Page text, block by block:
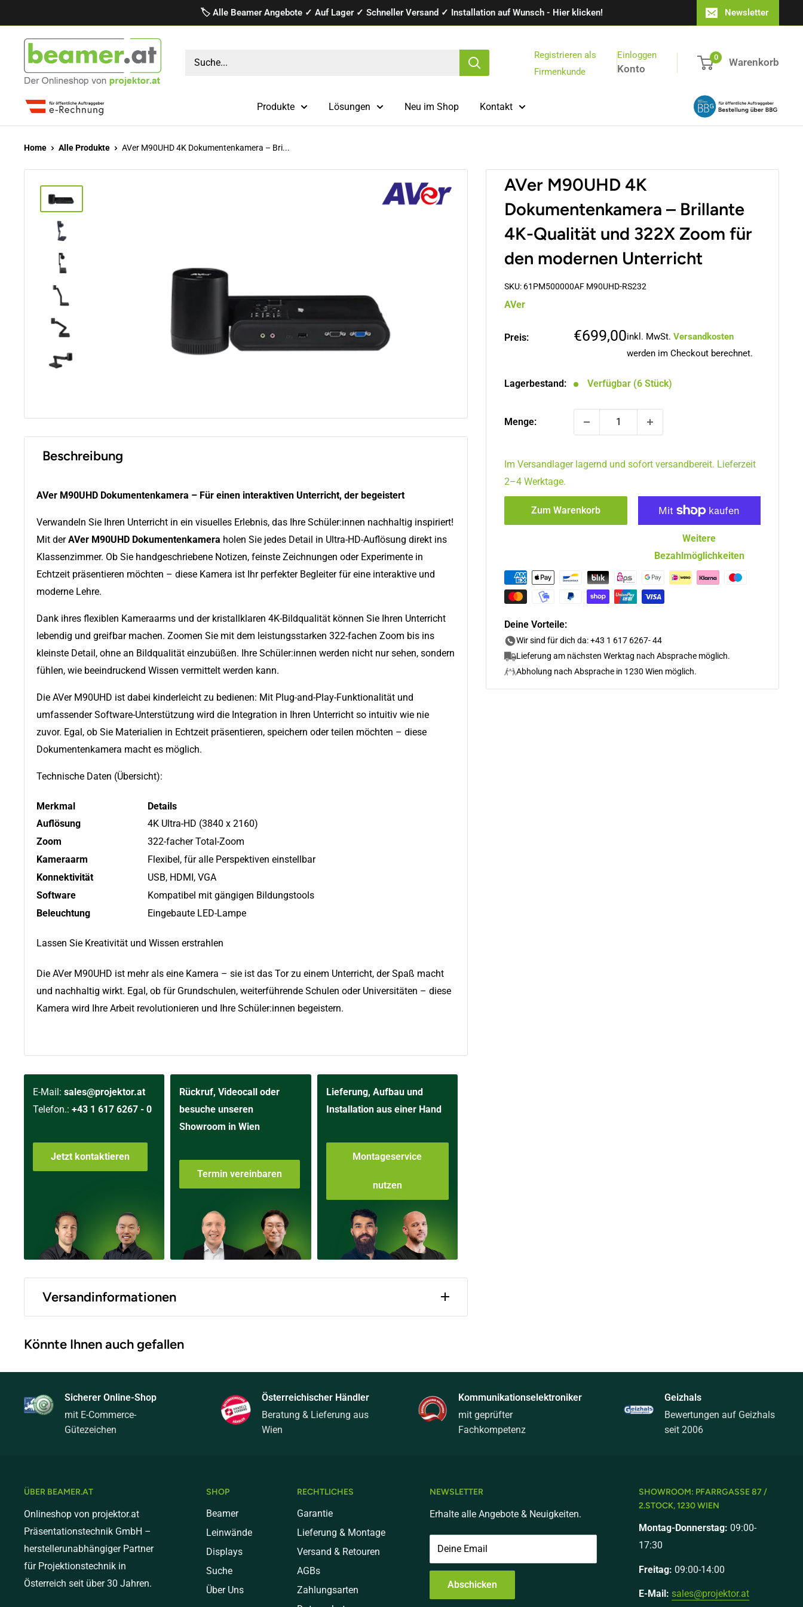
zum
🏷️ Alle Beamer Angebote ✓ Auf Lager ✓ Schneller Versand ✓ Installation auf Wunsch - Hier klicken! Newsletter
projektor.at
Präsentationstechnik
GmbH
Registrieren als
Firmenkunde
Einloggen
Konto
0 Warenkorb
Produkte Lösungen Neu im Shop Kontakt
Home Alle Produkte AVer M90UHD 4K Dokumentenkamera – Bri...
AVer M90UHD 4K
Dokumentenkamera – Brillante
4K-Qualität und 322X Zoom für
den modernen Unterricht
SKU: 61PM500000AF M90UHD-RS232
AVer
Preis: Sonderpreis
€699,00inkl. MwSt.Versandkosten
werden im Checkout berechnet.
Lagerbestand: Verfügbar (6 Stück)
Menge:
Im Versandlager lagernd und sofort versandbereit. Lieferzeit
2–4 Werktage.
Zum Warenkorb
Weitere
Bezahlmöglichkeiten
Deine Vorteile:
Wir sind für dich da: +43 1 617 6267- 44
Lieferung am nächsten Werktag nach Absprache möglich.
Abholung nach Absprache in 1230 Wien möglich.
Beschreibung
AVer M90UHD Dokumentenkamera – Für einen interaktiven Unterricht, der begeistert
Verwandeln Sie Ihren Unterricht in ein visuelles Erlebnis, das Ihre Schüler:innen nachhaltig inspiriert!
Mit derAVer M90UHD Dokumentenkamera holen Sie jedes Detail in Ultra-HD-Auflösung direkt ins
Klassenzimmer. Ob Sie handgeschriebene Notizen, feinste Zeichnungen oder Experimente in
Echtzeit präsentieren möchten – diese Kamera ist Ihr perfekter Begleiter für eine interaktive und
moderne Lehre.
Dank ihres flexiblen Kameraarms und der kristallklaren 4K-Bildqualität können Sie Ihren Unterricht
lebendig und greifbar machen. Zoomen Sie mit dem leistungsstarken 322-fachen Zoom bis ins
kleinste Detail, ohne an Bildqualität einzubüßen. Ihre Schüler:innen werden nicht nur sehen, sondern
fühlen, wie beeindruckend Wissen vermittelt werden kann.
Die AVer M90UHD ist dabei kinderleicht zu bedienen: Mit Plug-and-Play-Funktionalität und
umfassender Software-Unterstützung wird die Integration in Ihren Unterricht so intuitiv wie nie
zuvor. Egal, ob Sie Materialien in Echtzeit präsentieren, speichern oder teilen möchten – diese
Dokumentenkamera macht es möglich.
Technische Daten (Übersicht):
Merkmal
Details
Auflösung
4K Ultra-HD (3840 x 2160)
Zoom
322-facher Total-Zoom
Kameraarm
Flexibel, für alle Perspektiven einstellbar
Konnektivität
USB, HDMI, VGA
Software
Kompatibel mit gängigen Bildungstools
Beleuchtung
Eingebaute LED-Lampe
Lassen Sie Kreativität und Wissen erstrahlen
Die AVer M90UHD ist mehr als eine Kamera – sie ist das Tor zu einem Unterricht, der Spaß macht
und nachhaltig wirkt. Egal, ob für Grundschulen, weiterführende Schulen oder Universitäten – diese
Kamera wird Ihre Arbeit revolutionieren und Ihre Schüler:innen begeistern.
E-Mail: sales@projektor.at
Telefon.: +43 1 617 6267 - 0
Jetzt kontaktieren
Rückruf, Videocall oder
besuche unseren
Showroom in Wien
Termin vereinbaren
Lieferung, Aufbau und
Installation aus einer Hand
Montageservice
nutzen
Versandinformationen
Versand innerhalb Österreich
Standardversand (bis 10 kg) - € 9,00
Schwere Pakete (bis 31 kg) - € 40,00
Sperrgut (ab 31kg) - € 99,00
Mediumversand (bis 20 kg) - € 30,00
Schwere Pakete (bis 31 kg) - € 60,00
Sperrgut (ab 31kg) - € 149,00
Versand nach Italien
Standardversand (bis 10 kg) - € 18,00
Könnte Ihnen auch gefallen
Sicherer Online-Shop
mit E-Commerce-
Gütezeichen
Österreichischer Händler
Beratung & Lieferung aus
Wien
Kommunikationselektroniker
mit geprüfter
Fachkompetenz
Geizhals
Bewertungen auf Geizhals
seit 2006
ÜBER BEAMER.AT
Onlineshop von projektor.at
Präsentationstechnik GmbH –
herstellerunabhängiger Partner
für Projektionstechnik in
Österreich seit über 30 Jahren.
SHOP
Beamer
Leinwände
Displays
Suche
Über Uns
RECHTLICHES
Garantie
Lieferung & Montage
Versand & Retouren
AGBs
Zahlungsarten
NEWSLETTER
Erhalte alle Angebote & Neuigkeiten.
Deine Email
Abschicken
SHOWROOM: PFARRGASSE 87 /
2.STOCK, 1230 WIEN
Montag-Donnerstag: 09:00-
17:30
Freitag: 09:00-14:00
E-Mail: sales@projektor.at